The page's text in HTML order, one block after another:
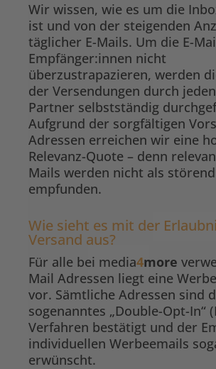
Wir wissen, wie es um die
ist und von der steigenden
täglicher E-Mails. Um die E-
Empfänger:innen nicht
überzustrapazieren, werden
der Versendungen durch
Partner selbstständig
Aufgrund der sorgfältigen
Adressen erreichen wir eine
Relevanz-Quote – denn
Mails werden nicht als störend
empfunden.
Wie sieht es mit der
Versand aus?
Für alle bei media4more
Mail Adressen liegt eine
vor. Sämtliche Adressen sind
sogenanntes „Double-Opt-In“
Verfahren bestätigt und der
individuellen Werbeemails
erwünscht.